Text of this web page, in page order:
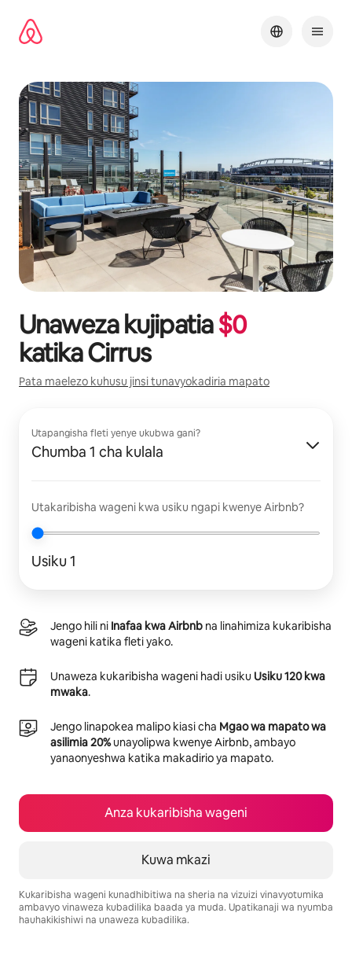
kwenda
kwenye
Unaweza kujipatia$0
katikaCirrus
Pata maelezo kuhusu jinsi tunavyokadiria mapato
Utapangisha fleti yenye ukubwa gani?
Chumba 1 cha kulala
Utakaribisha wageni kwa usiku ngapi kwenye Airbnb?
Usiku 1
Jengo hili ni Inafaa kwa Airbnb na linahimiza kukaribisha
wageni katika fleti yako.
Unaweza kukaribisha wageni hadi usiku Usiku 120 kwa
mwaka.
Jengo linapokea malipo kiasi cha Mgao wa mapato wa
asilimia 20%unayolipwa kwenye Airbnb, ambayo
yanaonyeshwa katika makadirio ya mapato.
Anza kukaribisha wageni
Kuwa mkazi
Kukaribisha wageni kunadhibitiwa na sheria na vizuizi vinavyotumika
ambavyo vinaweza kubadilika baada ya muda. Upatikanaji wa nyumba
hauhakikishiwi na unaweza kubadilika.